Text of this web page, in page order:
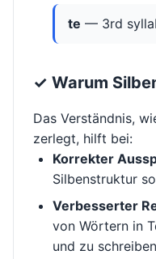
te — 3rd
✓ Warum
Das Verständnis,
zerlegt, hilft bei:
Korrekter
Silbenstruktur
Verbesserter
von Wörtern in
und zu schreiben